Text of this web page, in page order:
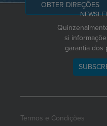
OBTER DIREÇÕES
si
garantia dos
Termos e Condições